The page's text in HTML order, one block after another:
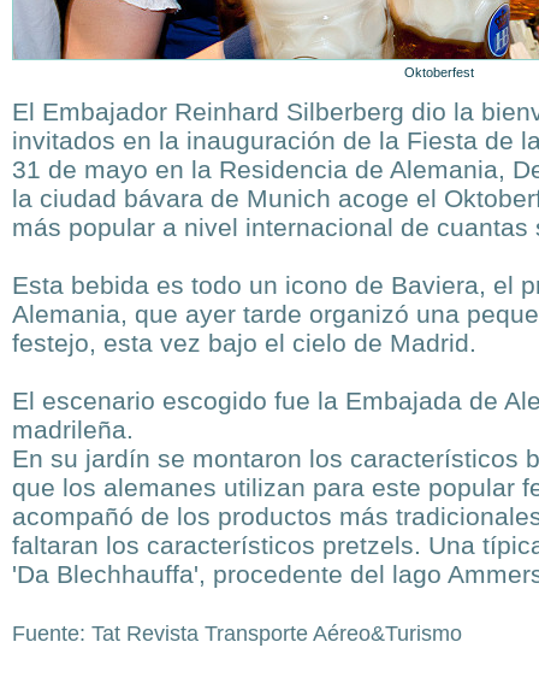
Oktoberfest
El Embajador Reinhard Silberberg dio la
invitados en la inauguración de la Fiesta de
31 de mayo en la Residencia de Alemania,
la ciudad bávara de Munich acoge el
más popular a nivel internacional de
Esta bebida es todo un icono de Baviera, el
Alemania, que ayer tarde organizó una
festejo, esta vez bajo el cielo de Madrid.
El escenario escogido fue la Embajada de
madrileña.
En su jardín se montaron los característicos
que los alemanes utilizan para este popular
acompañó de los productos más
faltaran los característicos pretzels. Una
'Da Blechhauffa', procedente del lago
Fuente: Tat Revista Transporte Aéreo&Turismo